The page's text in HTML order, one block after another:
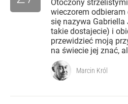
Otoczony
wieczorem odbieram
się nazywa
takie dostajecie) i
przewidzieć moją
na świecie jej znać,
Marcin Król